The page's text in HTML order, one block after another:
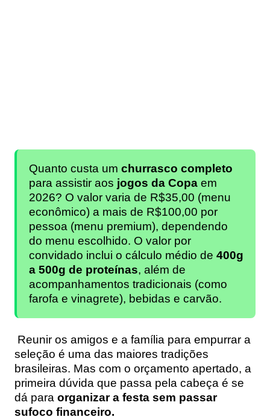
Quanto custa um churrasco completo
para assistir aos jogos da Copa em
2026? O valor varia de R$35,00 (menu
econômico) a mais de R$100,00 por
pessoa (menu premium), dependendo
do menu escolhido. O valor por
convidado inclui o cálculo médio de 400g
a 500g de proteínas, além de
acompanhamentos tradicionais (como
farofa e vinagrete), bebidas e carvão.
Reunir os amigos e a família para empurrar a
seleção é uma das maiores tradições
brasileiras. Mas com o orçamento apertado, a
primeira dúvida que passa pela cabeça é se
dá para organizar a festa sem passar
sufoco financeiro.